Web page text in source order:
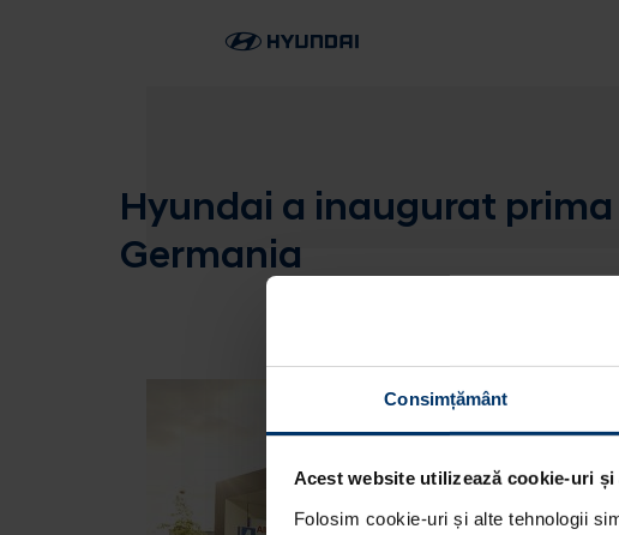
Consimțământ
Acest website utilizează cookie-uri
Folosim cookie-uri și alte tehnologii
Hyundai a inaugurat
Germania